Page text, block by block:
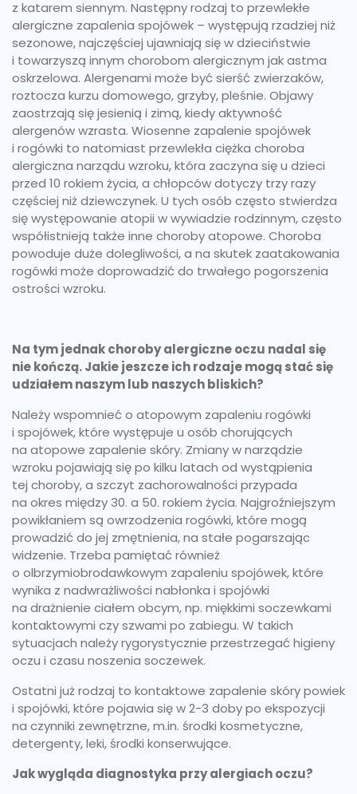
z katarem siennym. Następny rodzaj to przewlekłe
alergiczne zapalenia spojówek – występują rzadziej niż
sezonowe, najczęściej ujawniają się w dzieciństwie
i towarzyszą innym chorobom alergicznym jak astma
oskrzelowa. Alergenami może być sierść zwierzaków,
roztocza kurzu domowego, grzyby, pleśnie. Objawy
zaostrzają się jesienią i zimą, kiedy aktywność
alergenów wzrasta. Wiosenne zapalenie spojówek
i rogówki to natomiast przewlekła ciężka choroba
alergiczna narządu wzroku, która zaczyna się u dzieci
przed 10 rokiem życia, a chłopców dotyczy trzy razy
częściej niż dziewczynek. U tych osób często stwierdza
się występowanie atopii w wywiadzie rodzinnym, często
współistnieją także inne choroby atopowe. Choroba
powoduje duże dolegliwości, a na skutek zaatakowania
rogówki może doprowadzić do trwałego pogorszenia
ostrości wzroku.
Na tym jednak choroby alergiczne oczu nadal się
nie kończą. Jakie jeszcze ich rodzaje mogą stać się
udziałem naszym lub naszych bliskich?
Należy wspomnieć o atopowym zapaleniu rogówki
i spojówek, które występuje u osób chorujących
na atopowe zapalenie skóry. Zmiany w narządzie
wzroku pojawiają się po kilku latach od wystąpienia
tej choroby, a szczyt zachorowalności przypada
na okres między 30. a 50. rokiem życia. Najgroźniejszym
powikłaniem są owrzodzenia rogówki, które mogą
prowadzić do jej zmętnienia, na stałe pogarszając
widzenie. Trzeba pamiętać również
o olbrzymiobrodawkowym zapaleniu spojówek, które
wynika z nadwrażliwości nabłonka i spojówki
na drażnienie ciałem obcym, np. miękkimi soczewkami
kontaktowymi czy szwami po zabiegu. W takich
sytuacjach należy rygorystycznie przestrzegać higieny
oczu i czasu noszenia soczewek.
Ostatni już rodzaj to kontaktowe zapalenie skóry powiek
i spojówki, które pojawia się w 2-3 doby po ekspozycji
na czynniki zewnętrzne, m.in. środki kosmetyczne,
detergenty, leki, środki konserwujące.
Jak wygląda diagnostyka przy alergiach oczu?